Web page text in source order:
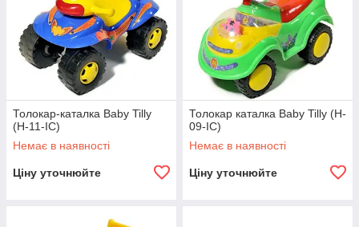
Толокар-каталка Baby Tilly
(H-11-IC)
Немає в наявності
Ціну уточнюйте
Толокар каталка Baby Tilly (H-
09-IC)
Немає в наявності
Ціну уточнюйте